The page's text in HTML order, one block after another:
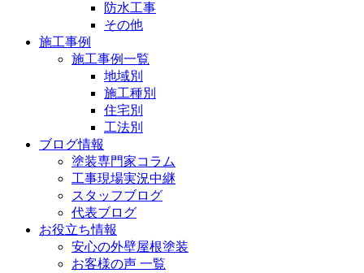
防水工事
その他
施工事例
施工事例一覧
地域別
施工種別
住宅別
工法別
ブログ情報
塗装専門家コラム
工事現場実況中継
スタッフブログ
代表ブログ
お役立ち情報
安心の外壁屋根塗装
お客様の声 一覧